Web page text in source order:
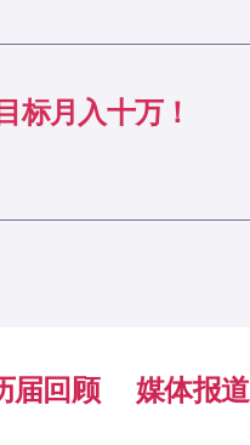
标月入十万！
届回顾 媒体报道